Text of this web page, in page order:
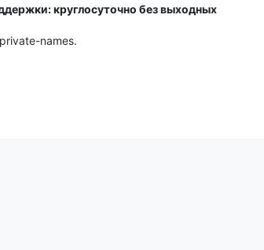
круглосуточно без выходных
names.